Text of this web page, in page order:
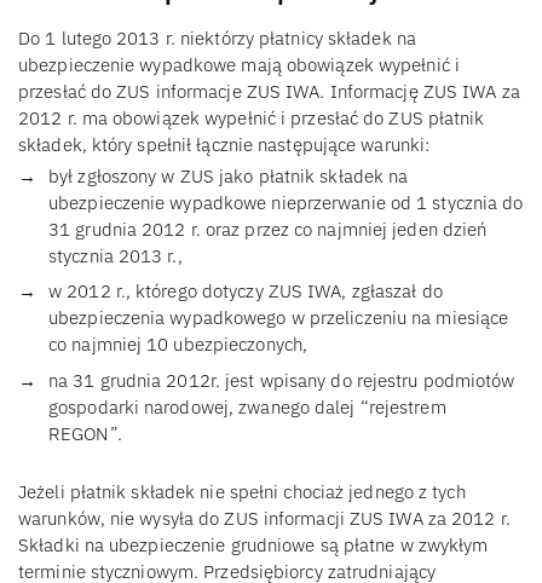
Do 1 lutego 2013 r. niektórzy płatnicy składek na
ubezpieczenie wypadkowe mają obowiązek wypełnić i
przesłać do ZUS informacje ZUS IWA. Informację ZUS IWA za
2012 r. ma obowiązek wypełnić i przesłać do ZUS płatnik
składek, który spełnił łącznie następujące warunki:
był zgłoszony w ZUS jako płatnik składek na
ubezpieczenie wypadkowe nieprzerwanie od 1 stycznia do
31 grudnia 2012 r. oraz przez co najmniej jeden dzień
stycznia 2013 r.,
w 2012 r., którego dotyczy ZUS IWA, zgłaszał do
ubezpieczenia wypadkowego w przeliczeniu na miesiące
co najmniej 10 ubezpieczonych,
na 31 grudnia 2012r. jest wpisany do rejestru podmiotów
gospodarki narodowej, zwanego dalej “rejestrem
REGON”.
Jeżeli płatnik składek nie spełni chociaż jednego z tych
warunków, nie wysyła do ZUS informacji ZUS IWA za 2012 r.
Składki na ubezpieczenie grudniowe są płatne w zwykłym
terminie styczniowym. Przedsiębiorcy zatrudniający